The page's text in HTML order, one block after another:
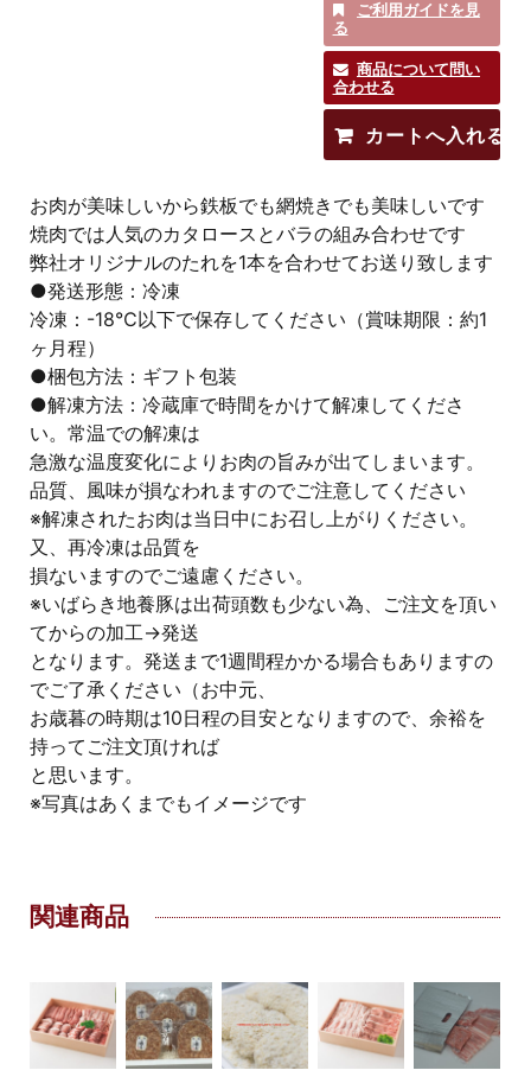
ご利用ガイドを見
る
商品について問い
合わせる
お肉が美味しいから鉄板でも網焼きでも美味しいです
焼肉では人気のカタロースとバラの組み合わせです
弊社オリジナルのたれを1本を合わせてお送り致します
●発送形態：冷凍
冷凍：-18℃以下で保存してください（賞味期限：約1
ヶ月程）
●梱包方法：ギフト包装
●解凍方法：冷蔵庫で時間をかけて解凍してくださ
い。常温での解凍は
急激な温度変化によりお肉の旨みが出てしまいます。
品質、風味が損なわれますのでご注意してください
※解凍されたお肉は当日中にお召し上がりください。
又、再冷凍は品質を
損ないますのでご遠慮ください。
※いばらき地養豚は出荷頭数も少ない為、ご注文を頂い
てからの加工→発送
となります。発送まで1週間程かかる場合もありますの
でご了承ください（お中元、
お歳暮の時期は10日程の目安となりますので、余裕を
持ってご注文頂ければ
と思います。
※写真はあくまでもイメージです
関連商品